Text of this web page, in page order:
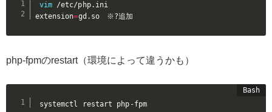
vim /etc/php.ini
extension=gd.so　※?追加
php-fpmのrestart（環境によって違うかも）
systemctl restart php-fpm